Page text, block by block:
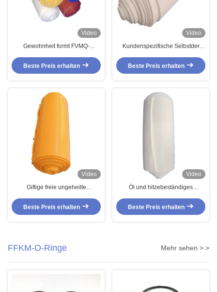
Video
Gewohnheit formt FVMQ-
Gummi für O Ring Seals
Beste Preis erhalten
Video
Kundenspezifische Selbstder
materielle flache
Waschmaschinen-Dichtung
Beste Preis erhalten
Video
Giftige freie ungeheilte
Silikonkautschuk-Hochleistung
Beste Preis erhalten
Video
Öl und hitzebeständiges
Nitril-O-Ring
Beste Preis erhalten
FFKM-O-Ringe Mehr sehen > >